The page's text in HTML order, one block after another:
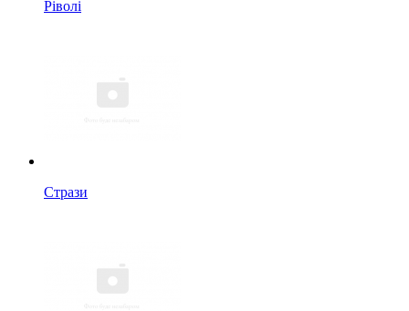
Ріволі
Стрази